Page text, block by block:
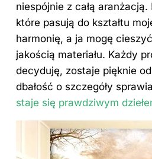
niespójnie z całą
które pasują do kształtu
harmonię, a ja mogę
jakością materiału. Każdy
decyduję, zostaje pięknie
dbałość o szczegóły
staje się prawdziwym